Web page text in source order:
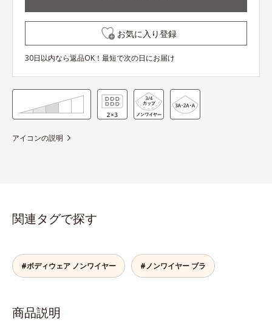
お気に入り登録
30日以内なら返品OK！最短で次の日にお届け
アイコンの説明
関連タグで探す
#ボディウェア ノンワイヤー #ノンワイヤー ブラ
商品説明